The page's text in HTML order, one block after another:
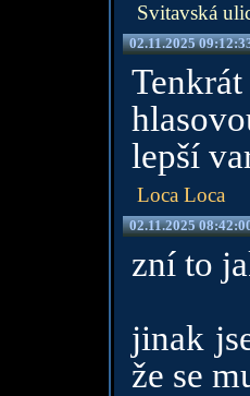
Svitavská
02.11.2025
lepší
Loca Loca
02.11.2025
zní to
jinak
že se